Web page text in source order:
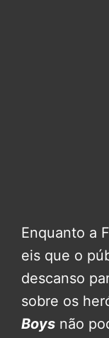
Enquanto a
eis que o
descanso
sobre os
Boys não